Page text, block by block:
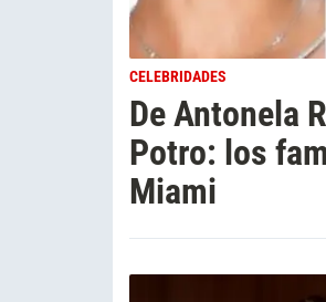
CELEBRIDADES
De Antonela
Potro: los
Miami